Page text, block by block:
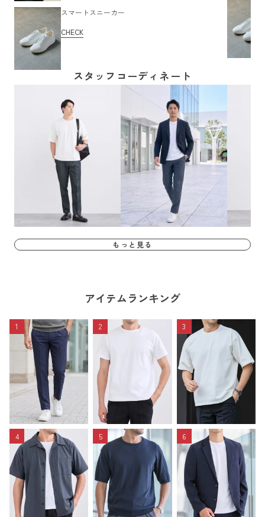
スマートスニーカー
CHECK
スタッフコーディネート
もっと見る
アイテムランキング
1 2 3
4 5 6